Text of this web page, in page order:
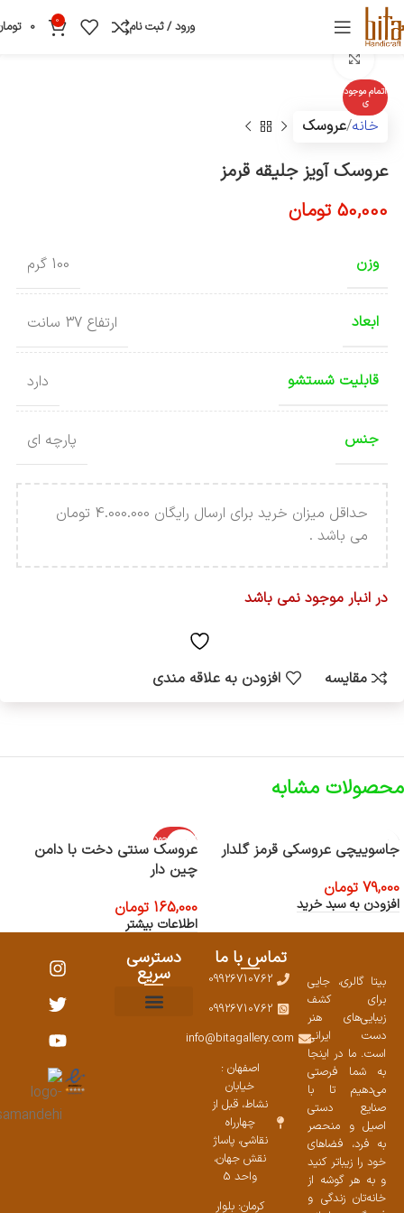
ورود / ثبت نام 0
0
اتمام موجود
ی
خانه عروسک
عروسک آویز جلیقه قرمز
50,000 تومان
وزن 100 گرم
ابعاد ارتفاع 37 سانت
قابلیت شستشو دارد
جنس پارچه ای
حداقل میزان خرید برای ارسال رایگان 4.000.000 تومان
می باشد .
در انبار موجود نمی باشد
مقایسه افزودن به علاقه مندی
محصولات مشابه
جاسوییچی عروسکی قرمز گلدار
79,000 تومان
افزودن به سبد خرید
اتمام موجود
ی
عروسک سنتی دخت با دامن
چین دار
165,000 تومان
اطلاعات بیشتر
بیتا گالری، جایی
برای کشف
زیبایی‌های هنر
دست ایرانی
است. ما در اینجا
به شما فرصتی
می‌دهیم تا با
صنایع دستی
اصیل و منحصر
به فرد، فضاهای
خود را زیباتر کنید
و به هر گوشه از
خانه‌تان زندگی و
تماس با ما
09926710762
09926710762
info@bitagallery.com
اصفهان :
خیابان
نشاط، قبل از
چهارراه
نقاشی، پاساژ
نقش جهان،
واحد 5
کرمان: بلوار
دسترسی
سریع